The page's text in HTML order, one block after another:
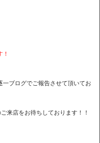
ブログでご報告させて頂いてお
来店をお待ちしております！！